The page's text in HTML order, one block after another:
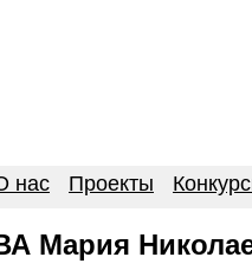
нас Проекты
Мария